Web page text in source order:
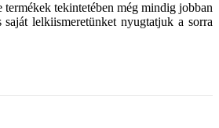
termékek tekintetében még mindig jobban
lelkiismeretünket nyugtatjuk a sorra